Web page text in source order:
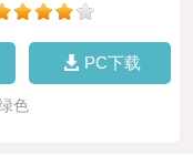
PC下载
色